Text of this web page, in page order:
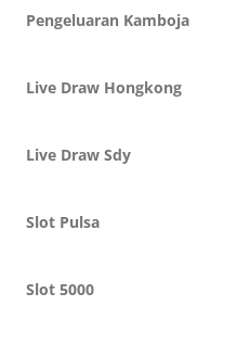
Pengeluaran Kamboja
Live Draw Hongkong
Live Draw Sdy
Slot Pulsa
Slot 5000